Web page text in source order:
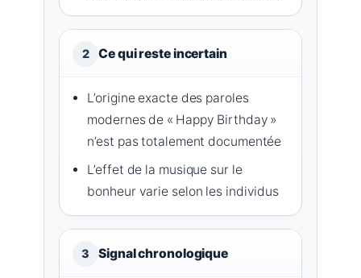
2 Ce qui reste incertain
L’origine exacte des paroles
modernes de « Happy Birthday »
n’est pas totalement documentée
L’effet de la musique sur le
bonheur varie selon les individus
3 Signal chronologique